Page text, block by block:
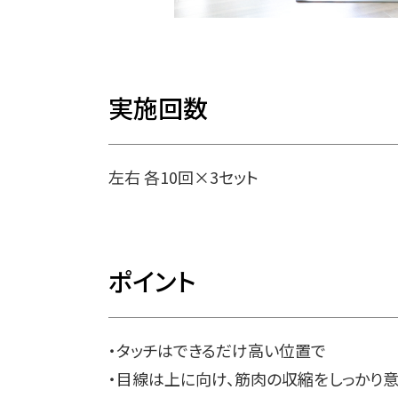
実施回数
左右 各10回×3セット
ポイント
・タッチはできるだけ高い位置で
・目線は上に向け、筋肉の収縮をしっかり